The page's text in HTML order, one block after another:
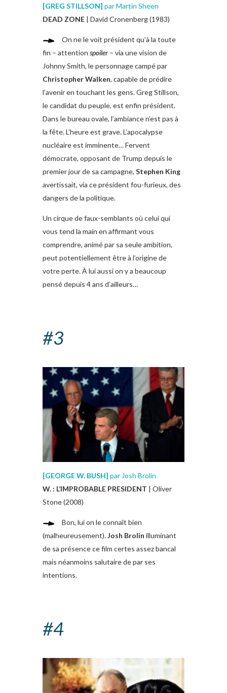
[GREG STILLSON] par Martin Sheen
DEAD ZONE | David Cronenberg (1983)
On ne le voit président qu’à la toute
fin – attention spoiler – via une vision de
Johnny Smith, le personnage campé par
Christopher Walken, capable de prédire
l’avenir en touchant les gens. Greg Stillson,
le candidat du peuple, est enfin président.
Dans le bureau ovale, l’ambiance n’est pas à
la fête. L’heure est grave. L’apocalypse
nucléaire est imminente… Fervent
démocrate, opposant de Trump depuis le
premier jour de sa campagne, Stephen King
avertissait, via ce président fou-furieux, des
dangers de la politique.
Un cirque de faux-semblants où celui qui
vous tend la main en affirmant vous
comprendre, animé par sa seule ambition,
peut potentiellement être à l’origine de
votre perte. À lui aussi on y a beaucoup
pensé depuis 4 ans d’ailleurs…
#3
[GEORGE W. BUSH] par Josh Brolin
W. : L’IMPROBABLE PRESIDENT | Oliver
Stone (2008)
Bon, lui on le connaît bien
(malheureusement).Josh Brolin illuminant
de sa présence ce film certes assez bancal
mais néanmoins salutaire de par ses
intentions.
#4